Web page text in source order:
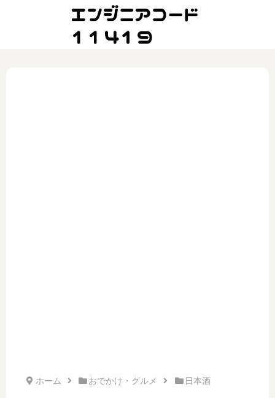
ホーム おでかけ・グルメ 日本酒